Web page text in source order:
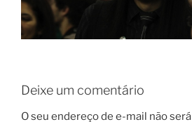
Deixe um comentário
O seu endereço de e-mail não